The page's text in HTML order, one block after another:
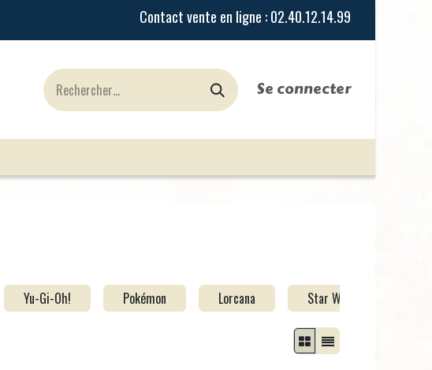
Se connecter
Yu-Gi-Oh! Pokémon Lorcana Star Wars Unlimited